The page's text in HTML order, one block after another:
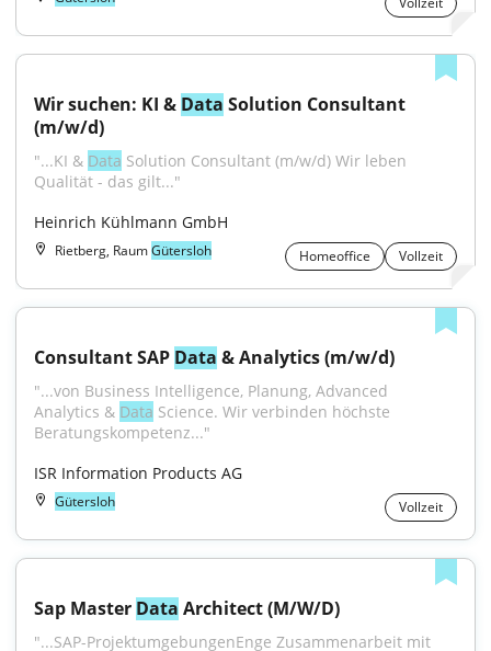
Wir suchen: KI & Data Solution Consultant
(m/w/d)
"...KI & Data Solution Consultant (m/w/d) Wir leben
Qualität - das gilt..."
Heinrich Kühlmann GmbH
Rietberg, RaumGütersloh Homeoffice Vollzeit
Consultant SAP Data & Analytics (m/w/d)
"...von Business Intelligence, Planung, Advanced
Analytics & Data Science. Wir verbinden höchste
Beratungskompetenz..."
ISR Information Products AG
Gütersloh Vollzeit
Sap Master Data Architect (M/W/D)